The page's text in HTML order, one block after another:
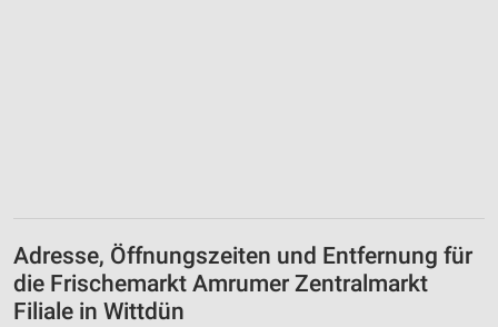
Adresse, Öffnungszeiten und Entfernung für
die Frischemarkt Amrumer Zentralmarkt
Filiale in Wittdün